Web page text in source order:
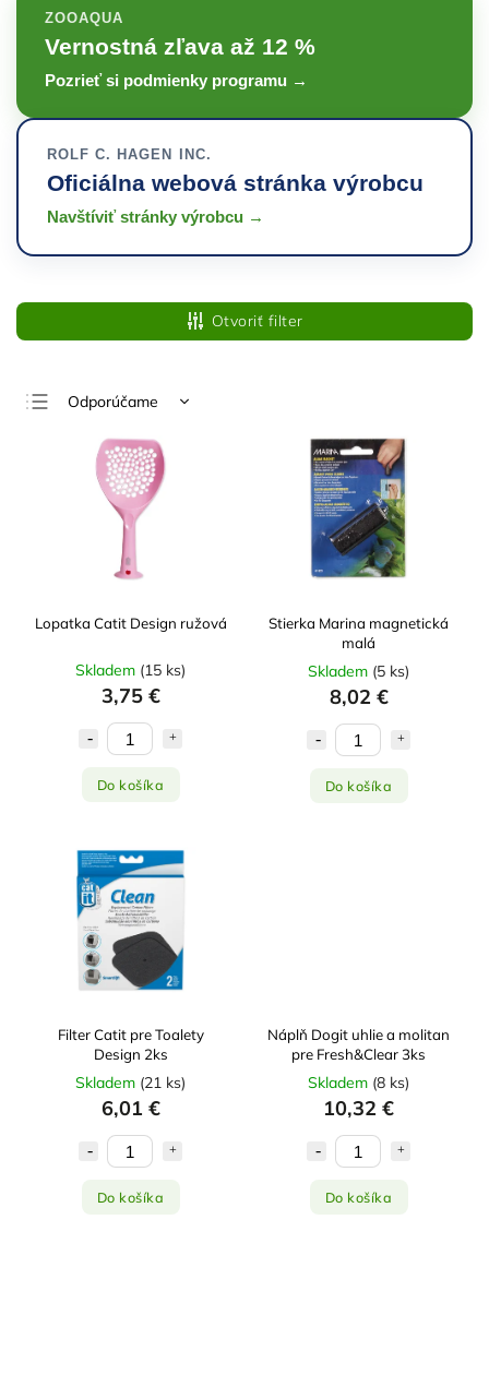
ZOOAQUA
Vernostná zľava až 12 %
Pozrieť si podmienky programu →
ROLF C. HAGEN INC.
Oficiálna webová stránka výrobcu
Navštíviť stránky výrobcu →
Otvoriť filter
Odporúčame
Najlacnejšie
Najdrahšie
Najpredávanejšie
Abecedne
Lopatka Catit Design ružová
Skladem (15 ks)
3,75 €
Do košíka
Stierka Marina magnetická
malá
Skladem (5 ks)
8,02 €
Do košíka
Filter Catit pre Toalety
Design 2ks
Skladem (21 ks)
6,01 €
Do košíka
Náplň Dogit uhlie a molitan
pre Fresh&Clear 3ks
Skladem (8 ks)
10,32 €
Do košíka